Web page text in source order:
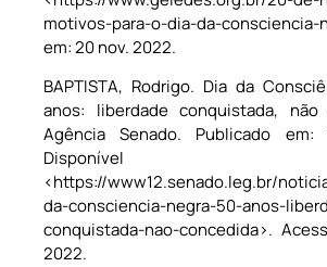
motivos-para-o-dia-da-consciencia-
em: 20 nov. 2022.
BAPTISTA, Rodrigo. Dia da
anos: liberdade conquistada, não
Agência Senado. Publicado em:
<https://www12.senado.leg.br/
da-consciencia-negra-50-anos-
conquistada-nao-concedida>.
2022.